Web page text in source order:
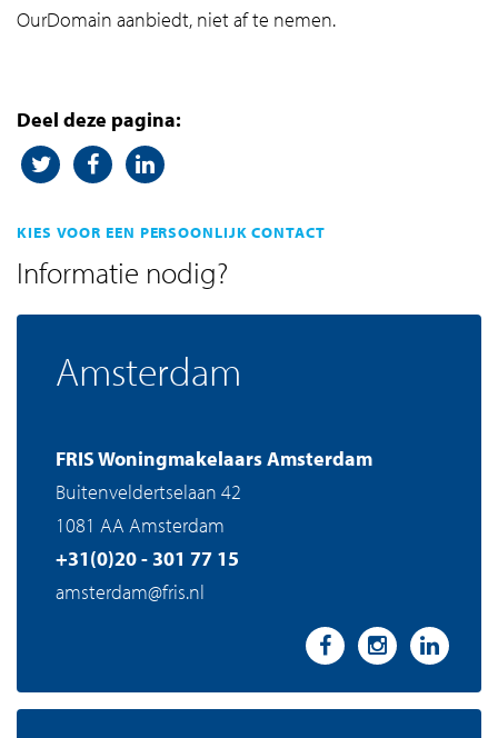
OurDomain aanbiedt, niet af te nemen.
Deel deze pagina:
KIES VOOR EEN PERSOONLIJK CONTACT
Informatie nodig?
Amsterdam
FRIS Woningmakelaars Amsterdam
Buitenveldertselaan 42
1081 AA Amsterdam
+31(0)20 - 301 77 15
amsterdam@fris.nl